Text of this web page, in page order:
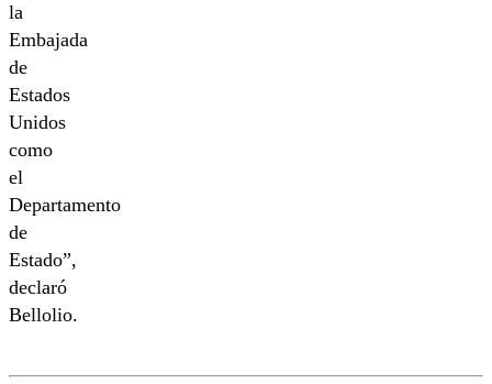
la
Embajada
de
Estados
Unidos
como
el
Departamento
de
Estado”,
declaró
Bellolio.